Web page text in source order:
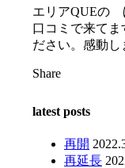
エリアQUEの
口コミで来てま
ださい。感動し
Share
latest posts
再開
再延長